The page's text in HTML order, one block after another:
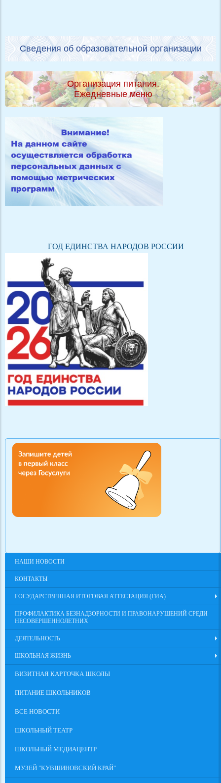
Сведения об образовательной организации
Организация питания.
Ежедневные меню
ГОД ЕДИНСТВА НАРОДОВ РОССИИ
НАШИ НОВОСТИ
КОНТАКТЫ
ГОСУДАРСТВЕННАЯ ИТОГОВАЯ АТТЕСТАЦИЯ (ГИА)
ПРОФИЛАКТИКА БЕЗНАДЗОРНОСТИ И ПРАВОНАРУШЕНИЙ СРЕДИ
НЕСОВЕРШЕННОЛЕТНИХ
ДЕЯТЕЛЬНОСТЬ
ШКОЛЬНАЯ ЖИЗНЬ
ВИЗИТНАЯ КАРТОЧКА ШКОЛЫ
ПИТАНИЕ ШКОЛЬНИКОВ
ВСЕ НОВОСТИ
ШКОЛЬНЫЙ ТЕАТР
ШКОЛЬНЫЙ МЕДИАЦЕНТР
МУЗЕЙ "КУВШИНОВСКИЙ КРАЙ"